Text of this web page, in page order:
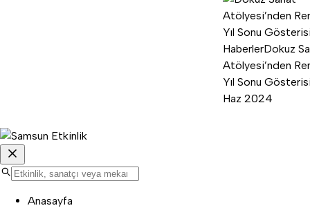
HaberlerDokuz
Atölyesi’nden
Yıl Sonu
Haz 2024
Anasayfa